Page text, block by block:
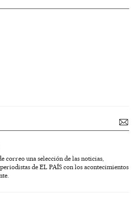
correo una selección de las noticias,
de EL PAÍS con los acontecimientos